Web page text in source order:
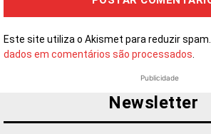
Este site utiliza o Akismet para reduzir spam.
dados em comentários são processados.
Publicidade
Newsletter